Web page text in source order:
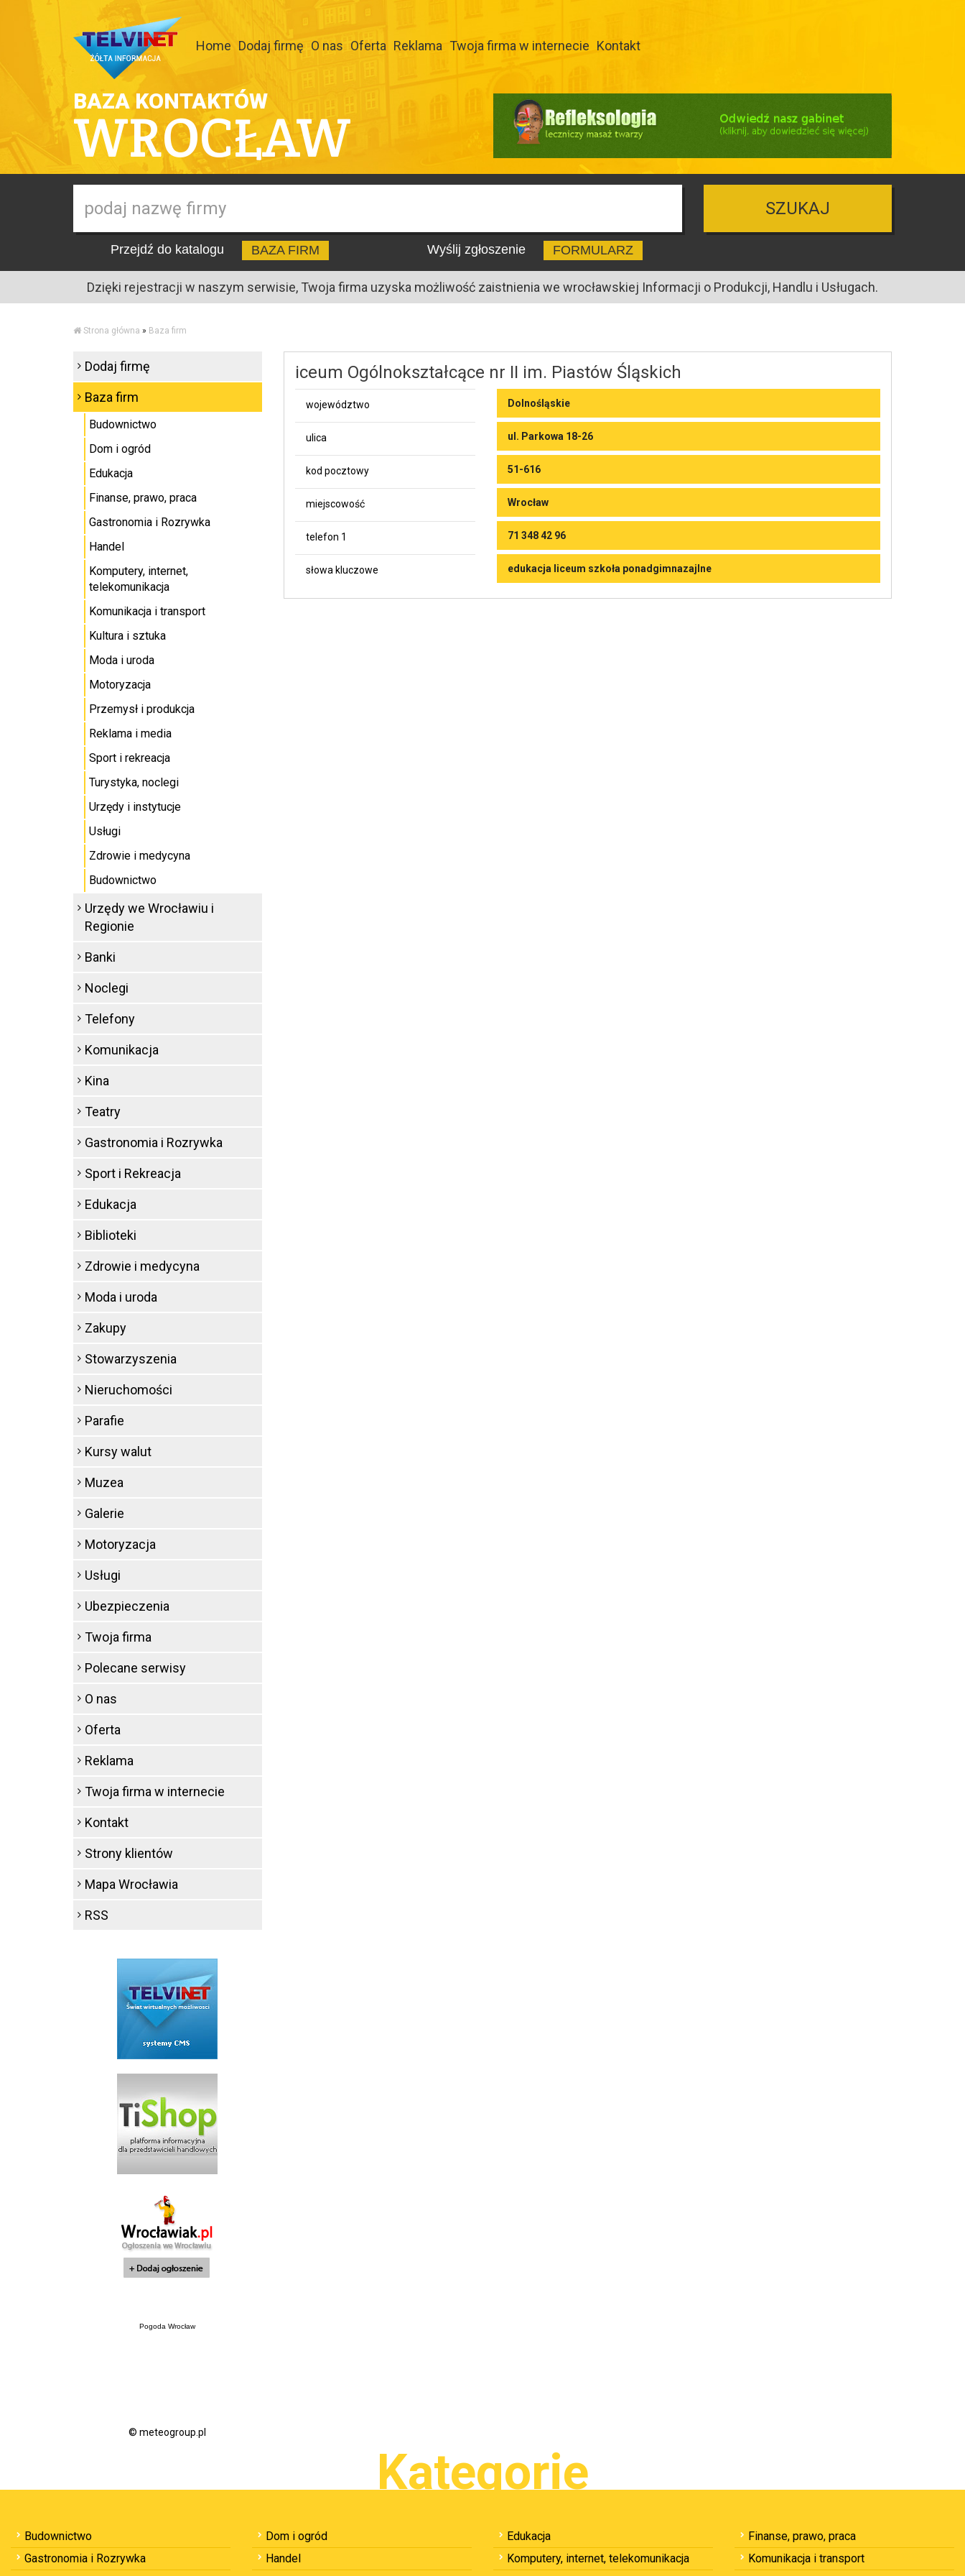
Home Dodaj firmę O nas Oferta Reklama Twoja firma w internecie Kontakt
BAZA KONTAKTÓW
WROCŁAW
SZUKAJ
Przejdź do katalogu BAZA FIRM Wyślij zgłoszenie FORMULARZ
Dzięki rejestracji w naszym serwisie, Twoja firma uzyska możliwość zaistnienia we wrocławskiej Informacji o Produkcji, Handlu i Usługach.
Strona główna » Baza firm
iceum Ogólnokształcące nr II im. Piastów Śląskich
województwo Dolnośląskie
ulica ul. Parkowa 18-26
kod pocztowy 51-616
miejscowość Wrocław
telefon 1 71 348 42 96
słowa kluczowe edukacja liceum szkoła ponadgimnazajlne
Dodaj firmę
Baza firm
Budownictwo
Dom i ogród
Edukacja
Finanse, prawo, praca
Gastronomia i Rozrywka
Handel
Komputery, internet,
telekomunikacja
Komunikacja i transport
Kultura i sztuka
Moda i uroda
Motoryzacja
Przemysł i produkcja
Reklama i media
Sport i rekreacja
Turystyka, noclegi
Urzędy i instytucje
Usługi
Zdrowie i medycyna
Budownictwo
Urzędy we Wrocławiu i
Regionie
Banki
Noclegi
Telefony
Komunikacja
Kina
Teatry
Gastronomia i Rozrywka
Sport i Rekreacja
Edukacja
Biblioteki
Zdrowie i medycyna
Moda i uroda
Zakupy
Stowarzyszenia
Nieruchomości
Parafie
Kursy walut
Muzea
Galerie
Motoryzacja
Usługi
Ubezpieczenia
Twoja firma
Polecane serwisy
O nas
Oferta
Reklama
Twoja firma w internecie
Kontakt
Strony klientów
Mapa Wrocławia
RSS
Pogoda Wrocław
© meteogroup.pl
Kategorie
Budownictwo Dom i ogród Edukacja
Finanse, prawo, praca
Gastronomia i Rozrywka
Handel Komputery, internet, telekomunikacja
Komunikacja i transport